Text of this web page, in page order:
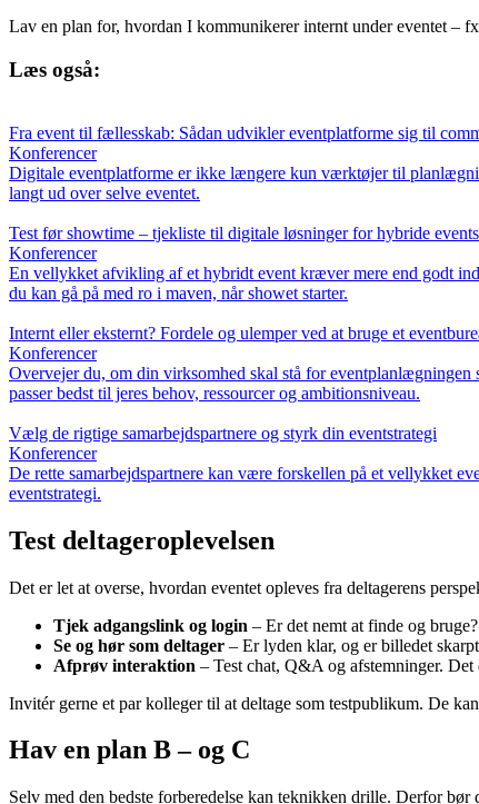
Lav en plan for, hvordan I kommunikerer internt under eventet –
Læs også:
Fra event til fællesskab: Sådan udvikler eventplatforme sig til
Konferencer
Digitale eventplatforme er ikke længere kun værktøjer til
langt ud over selve eventet.
Test før showtime – tjekliste til digitale løsninger for hybride events
Konferencer
En vellykket afvikling af et hybridt event kræver mere end godt
du kan gå på med ro i maven, når showet starter.
Internt eller eksternt? Fordele og ulemper ved at bruge et
Konferencer
Overvejer du, om din virksomhed skal stå for eventplanlægningen
passer bedst til jeres behov, ressourcer og ambitionsniveau.
Vælg de rigtige samarbejdspartnere og styrk din eventstrategi
Konferencer
De rette samarbejdspartnere kan være forskellen på et vellykket
eventstrategi.
Test deltageroplevelsen
Det er let at overse, hvordan eventet opleves fra deltagerens
Tjek adgangslink og login – Er det nemt at finde og
Se og hør som deltager – Er lyden klar, og er billedet
Afprøv interaktion – Test chat, Q&A og afstemninger.
Invitér gerne et par kolleger til at deltage som testpublikum. De
Hav en plan B – og C
Selv med den bedste forberedelse kan teknikken drille. Derfor bør